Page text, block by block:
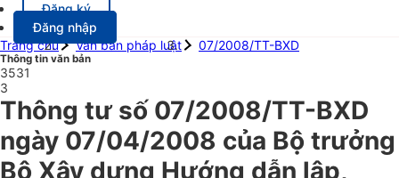
Đăng ký
Đăng nhập
Trang chủ
Văn bản pháp luật 07/2008/TT-BXD
Thông tin văn bản
3531
3
Thông tư số 07/2008/TT-BXD
ngày 07/04/2008 của Bộ trưởng
Bộ Xây dựng Hướng dẫn lập,